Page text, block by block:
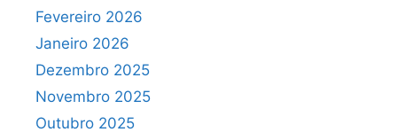
Fevereiro 2026
Janeiro 2026
Dezembro 2025
Novembro 2025
Outubro 2025